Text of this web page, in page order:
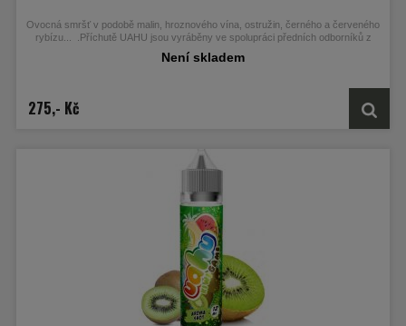
Ovocná smršť v podobě malin, hroznového vína, ostružin, černého a červeného
rybízu...
Příchutě UAHU jsou vyráběny ve spolupráci předních odborníků z
Malajsie a Kanady. Jsou dodávány ve 60ml Chubby Gorilla Unicorn lahvičkách,
které obsahují 12ml koncentrátu.
Není skladem
275,- Kč